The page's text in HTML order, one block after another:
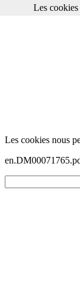
Les cookies nous
Les